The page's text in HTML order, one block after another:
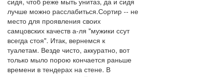
лучше можно расслабиться.Сортир -- не
место для проявления своих
самцовских качеств а-ля "мужики ссут
всегда стоя". Итак, вернемся к
туалетам. Везде чисто, аккуратно, вот
только мыло порою кончается раньше
времени в тендерах на стене. В